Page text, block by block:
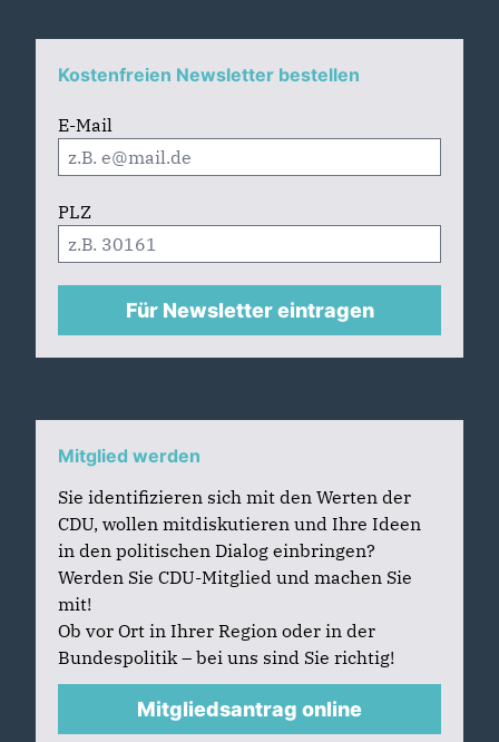
Kostenfreien Newsletter bestellen
E-Mail
PLZ
Für Newsletter eintragen
Mitglied werden
Sie identifizieren sich mit den Werten der
CDU, wollen mitdiskutieren und Ihre Ideen
in den politischen Dialog einbringen?
Werden Sie CDU-Mitglied und machen Sie
mit!
Ob vor Ort in Ihrer Region oder in der
Bundespolitik – bei uns sind Sie richtig!
Mitgliedsantrag online